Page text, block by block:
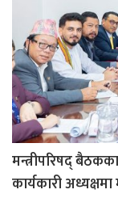
मन्त्रीपरिषद्
कार्यकारी अध्यक्षमा